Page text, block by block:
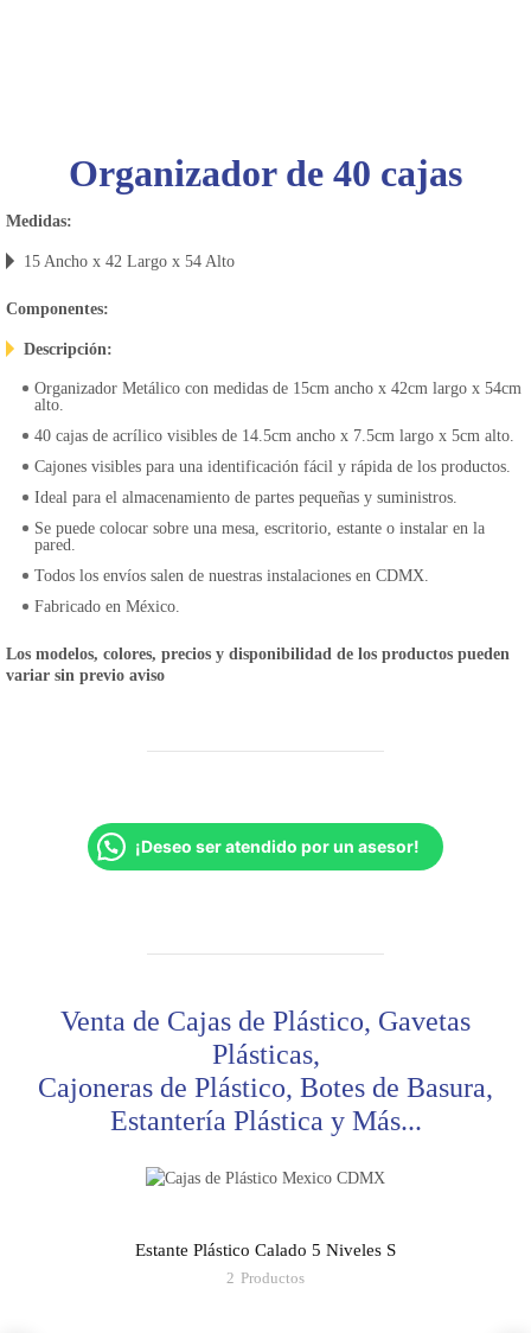
Organizador de 40 cajas
Medidas:
15 Ancho x 42 Largo x 54 Alto
Componentes:
Descripción:
Organizador Metálico con medidas de 15cm ancho x 42cm largo x 54cm
alto.
40 cajas de acrílico visibles de 14.5cm ancho x 7.5cm largo x 5cm alto.
Cajones visibles para una identificación fácil y rápida de los productos.
Ideal para el almacenamiento de partes pequeñas y suministros.
Se puede colocar sobre una mesa, escritorio, estante o instalar en la
pared.
Todos los envíos salen de nuestras instalaciones en CDMX.
Fabricado en México.
Los modelos, colores, precios y disponibilidad de los productos pueden
variar sin previo aviso
¡Deseo ser atendido por un asesor!
Venta de Cajas de Plástico, Gavetas
Plásticas,
Cajoneras de Plástico, Botes de Basura,
Estantería Plástica y Más...
Estante Plástico Calado 5 Niveles S
2 Productos